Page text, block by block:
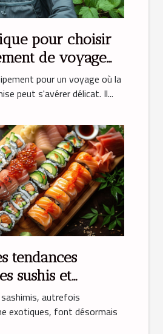
pour choisir
de voyage
pour un voyage où la
peut s'avérer délicat. Il...
tendances
sushis et
autrefois
exotiques, font désormais